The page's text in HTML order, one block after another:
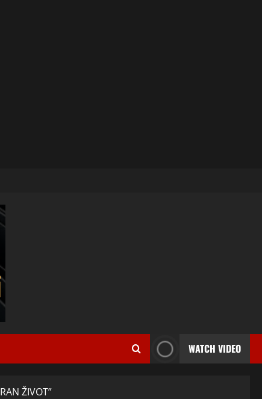
WATCH VIDEO
ŽIVOT”